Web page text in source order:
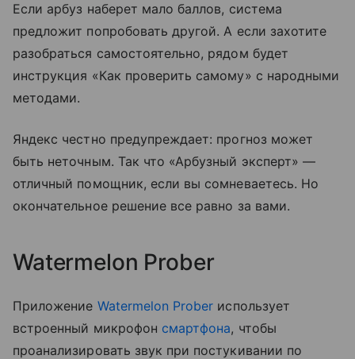
Если арбуз наберет мало баллов, система
предложит попробовать другой. А если захотите
разобраться самостоятельно, рядом будет
инструкция «Как проверить самому» с народными
методами.
Яндекс честно предупреждает: прогноз может
быть неточным. Так что «Арбузный эксперт» —
отличный помощник, если вы сомневаетесь. Но
окончательное решение все равно за вами.
Watermelon Prober
Приложение Watermelon Prober использует
встроенный микрофон смартфона, чтобы
проанализировать звук при постукивании по